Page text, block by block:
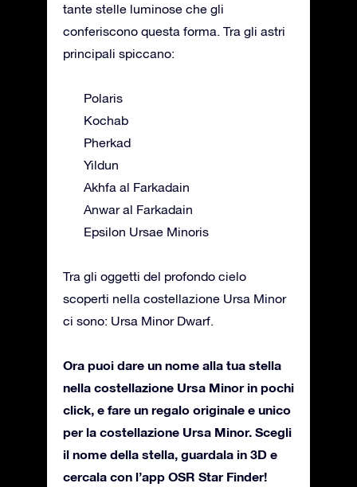
tante stelle luminose che gli
conferiscono questa forma. Tra gli astri
principali spiccano:
Polaris
Kochab
Pherkad
Yildun
Akhfa al Farkadain
Anwar al Farkadain
Epsilon Ursae Minoris
Tra gli oggetti del profondo cielo
scoperti nella costellazione Ursa Minor
ci sono: Ursa Minor Dwarf.
Ora puoi dare un nome alla tua stella
nella costellazione Ursa Minor in pochi
click, e fare un regalo originale e unico
per la costellazione Ursa Minor. Scegli
il nome della stella, guardala in 3D e
cercala con l’app OSR Star Finder!